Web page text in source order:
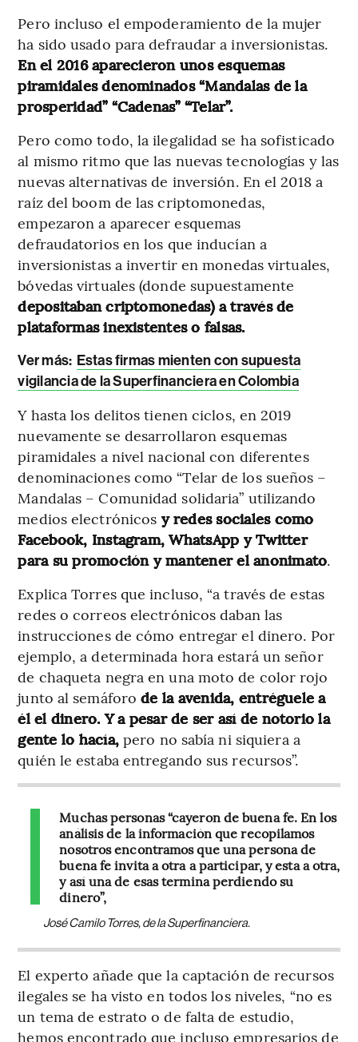
Pero incluso el empoderamiento de la mujer
ha sido usado para defraudar a inversionistas.
En el 2016 aparecieron unos esquemas
piramidales denominados “Mandalas de la
prosperidad” “Cadenas” “Telar”.
Pero como todo, la ilegalidad se ha sofisticado
al mismo ritmo que las nuevas tecnologías y las
nuevas alternativas de inversión. En el 2018 a
raíz del boom de las criptomonedas,
empezaron a aparecer esquemas
defraudatorios en los que inducían a
inversionistas a invertir en monedas virtuales,
bóvedas virtuales (donde supuestamente
depositaban criptomonedas) a través de
plataformas inexistentes o falsas.
Ver más: Estas firmas mienten con supuesta
vigilancia de la Superfinanciera en Colombia
Y hasta los delitos tienen ciclos, en 2019
nuevamente se desarrollaron esquemas
piramidales a nivel nacional con diferentes
denominaciones como “Telar de los sueños –
Mandalas – Comunidad solidaria” utilizando
medios electrónicos y redes sociales como
Facebook, Instagram, WhatsApp y Twitter
para su promoción y mantener el anonimato.
Explica Torres que incluso, “a través de estas
redes o correos electrónicos daban las
instrucciones de cómo entregar el dinero. Por
ejemplo, a determinada hora estará un señor
de chaqueta negra en una moto de color rojo
junto al semáforode la avenida, entréguele a
él el dinero. Y a pesar de ser así de notorio la
gente lo hacía, pero no sabía ni siquiera a
quién le estaba entregando sus recursos”.
Muchas personas “cayeron de buena fe. En los
análisis de la información que recopilamos
nosotros encontramos que una persona de
buena fe invita a otra a participar, y esta a otra,
y así una de esas termina perdiendo su
dinero”,
José Camilo Torres, de la Superfinanciera.
El experto añade que la captación de recursos
ilegales se ha visto en todos los niveles, “no es
un tema de estrato o de falta de estudio,
hemos encontrado que incluso empresarios de